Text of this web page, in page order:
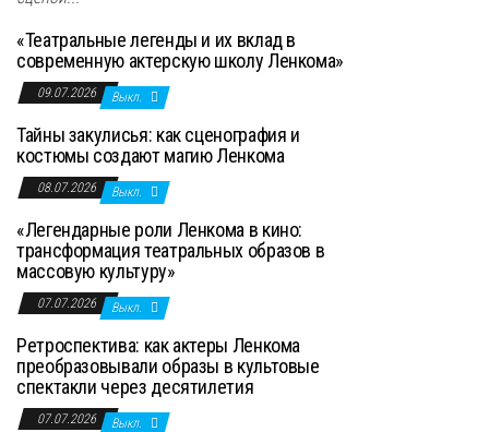
«Театральные легенды и их вклад в
современную актерскую школу Ленкома»
09.07.2026 Выкл.
Тайны закулисья: как сценография и
костюмы создают магию Ленкома
08.07.2026 Выкл.
«Легендарные роли Ленкома в кино:
трансформация театральных образов в
массовую культуру»
07.07.2026 Выкл.
Ретроспектива: как актеры Ленкома
преобразовывали образы в культовые
спектакли через десятилетия
07.07.2026 Выкл.